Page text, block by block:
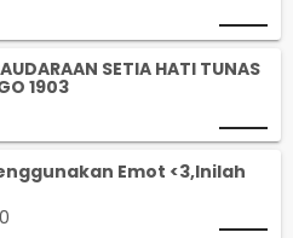
SETIA HATI TUNAS
1903
Emot <3,Inilah